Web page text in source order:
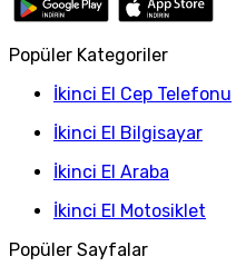
Popüler Kategoriler
İkinci El Cep Telefonu
İkinci El Bilgisayar
İkinci El Araba
İkinci El Motosiklet
Popüler Sayfalar